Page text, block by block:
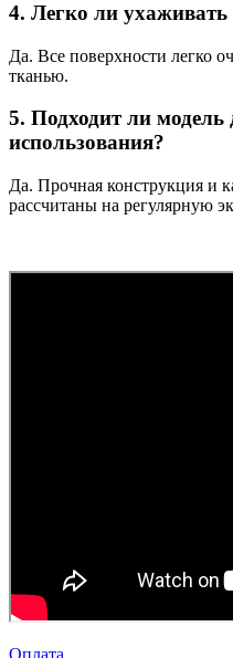
4. Легко ли ухаживать
Да. Все поверхности легко
тканью.
5. Подходит ли модель
использования?
Да. Прочная конструкция и
рассчитаны на регулярную